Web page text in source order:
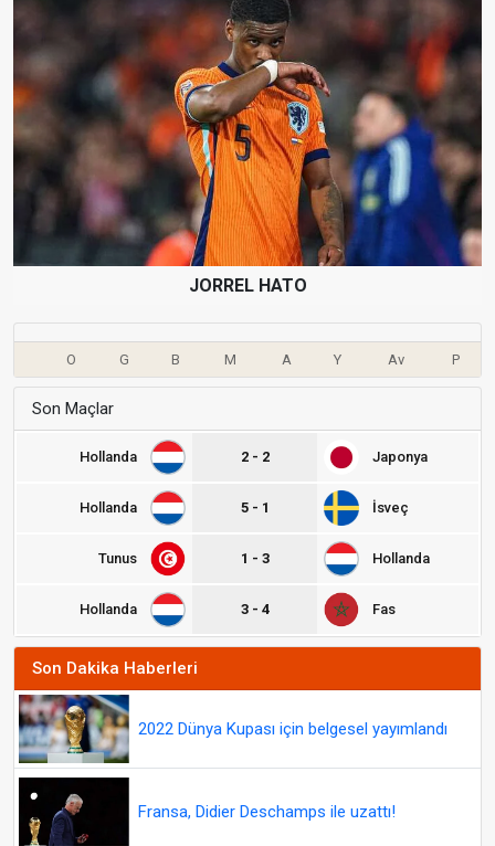
JORREL HATO
O G B M A Y Av P
Son Maçlar
Hollanda 2 - 2 Japonya
Hollanda 5 - 1 İsveç
Tunus 1 - 3 Hollanda
Hollanda 3 - 4 Fas
Son Dakika Haberleri
2022 Dünya Kupası için belgesel yayımlandı
Fransa, Didier Deschamps ile uzattı!